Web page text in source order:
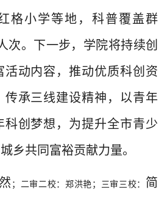
格小学等地，科普覆盖群
次。下一步，学院将持续创
活动内容，推动优质科创资
传承三线建设精神，以青年
科创梦想，为提升全市青少
乡共同富裕贡献力量。
；二审二校：郑洪艳；三审三校： 简